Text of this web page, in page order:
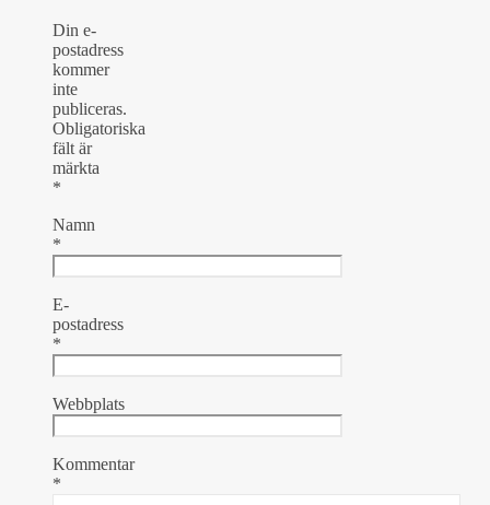
Din e-
postadress
kommer
inte
publiceras.
Obligatoriska
fält är
märkta
*
Namn
*
E-
postadress
*
Webbplats
Kommentar
*